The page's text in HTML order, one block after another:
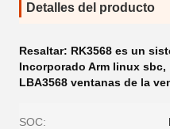
Detalles del producto
Resaltar: RK3568 es un
Incorporado Arm linux sbc,
LBA3568 ventanas de la
SOC: